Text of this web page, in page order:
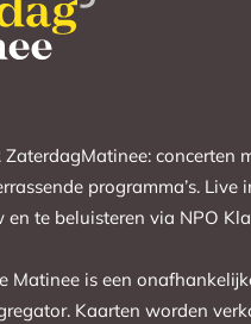
ZaterdagMatinee: concerten
programma’s. Live
en te beluisteren via NPO
Matinee is een
Kaarten worden